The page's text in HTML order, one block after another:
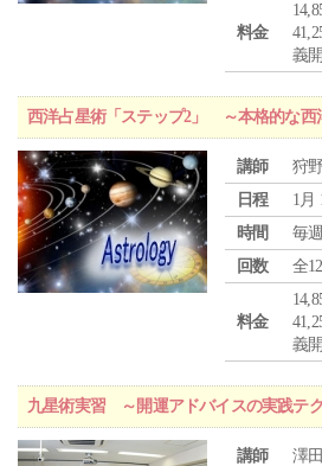
料金
義
西洋占星術「ステップ2」 ～本格的な西
講師
狩
日程
1月
時間
毎
回数
全
料金
義
九星術実習 ～開運アドバイスの実践テ
講師
澤